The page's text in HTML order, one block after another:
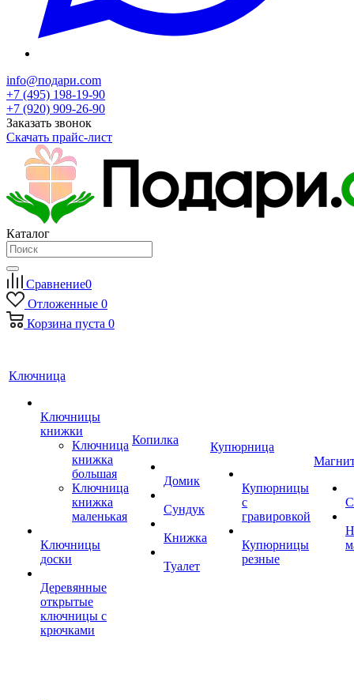
info@подари.com
+7 (495) 198-19-90
+7 (920) 909-26-90
Заказать звонок
Скачать прайс-лист
Каталог
Сравнение0
Отложенные 0
Корзина пуста 0
Ключница
Ключницы
книжки
Ключница
книжка
большая
Ключница
книжка
маленькая
Ключницы
доски
Деревянные
открытые
ключницы с
крючками
Копилка
Домик
Сундук
Книжка
Туалет
Купюрница
Купюрницы
с
гравировкой
Купюрницы
резные